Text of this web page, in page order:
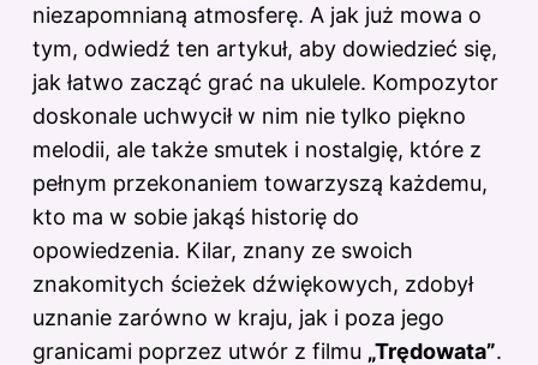
o
k
niezapomnianą atmosferę. A jak już mowa o
tym, odwiedź ten artykuł, aby dowiedzieć się,
jak łatwo zacząć grać na ukulele. Kompozytor
doskonale uchwycił w nim nie tylko piękno
melodii, ale także smutek i nostalgię, które z
pełnym przekonaniem towarzyszą każdemu,
kto ma w sobie jakąś historię do
opowiedzenia. Kilar, znany ze swoich
znakomitych ścieżek dźwiękowych, zdobył
uznanie zarówno w kraju, jak i poza jego
granicami poprzez utwór z filmu „Trędowata”.